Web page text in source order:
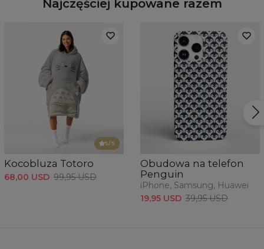
Najczęściej kupowane razem
5/5
Kocobluza Totoro
68,00 USD 99,95 USD
Obudowa na telefon
Penguin
iPhone, Samsung, Huawei
19,95 USD 39,95 USD